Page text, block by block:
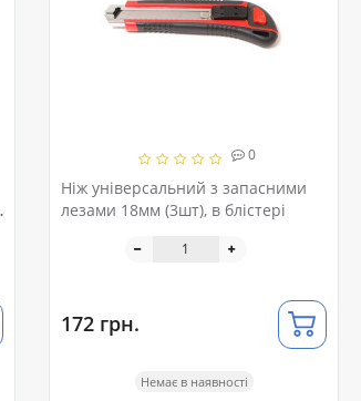
0
Ніж універсальний з запасними
лезами 18мм (3шт), в блістері
172 грн.
Немає в наявності